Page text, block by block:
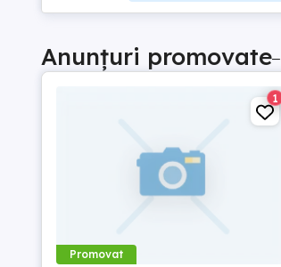
Anunțuri promovate–
Promovat
1